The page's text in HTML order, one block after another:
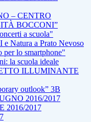
– CENTRO
BOCCONI”
a scuola"
e Natura a Prato Nevoso
per lo smartphone"
la scuola ideale
ILLUMINANTE
outlook” 3B
2016/2017
2016/2017